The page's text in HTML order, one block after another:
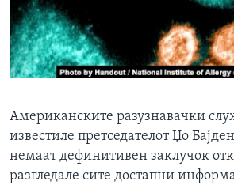
ИНТЕРВЈУА
Јазици
Американските разузнавачки
известиле претседателот Џо
немаат дефинитивен заклучок
разгледале сите достапни